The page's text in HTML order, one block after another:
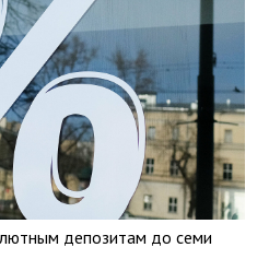
депозитам до семи